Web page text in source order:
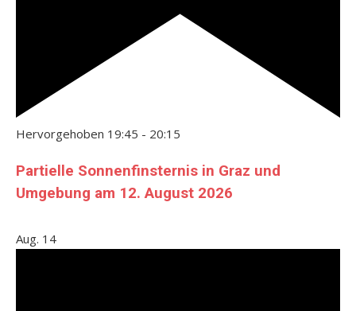
Hervorgehoben 19:45 - 20:15
Partielle Sonnenfinsternis in Graz und
Umgebung am 12. August 2026
Aug. 14